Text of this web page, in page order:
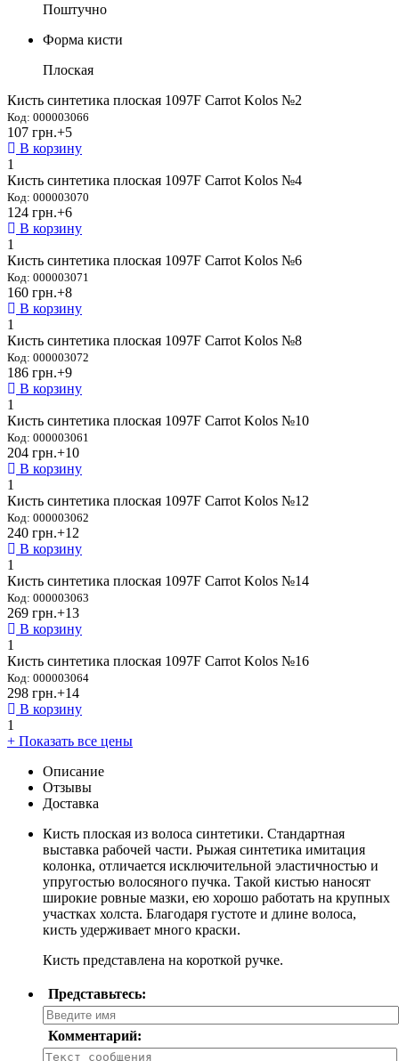
Поштучно
Форма кисти
Плоская
Кисть синтетика плоская 1097F Carrot Kolos №2
Код: 000003066
107 грн.+5
В корзину
1
Кисть синтетика плоская 1097F Carrot Kolos №4
Код: 000003070
124 грн.+6
В корзину
1
Кисть синтетика плоская 1097F Carrot Kolos №6
Код: 000003071
160 грн.+8
В корзину
1
Кисть синтетика плоская 1097F Carrot Kolos №8
Код: 000003072
186 грн.+9
В корзину
1
Кисть синтетика плоская 1097F Carrot Kolos №10
Код: 000003061
204 грн.+10
В корзину
1
Кисть синтетика плоская 1097F Carrot Kolos №12
Код: 000003062
240 грн.+12
В корзину
1
Кисть синтетика плоская 1097F Carrot Kolos №14
Код: 000003063
269 грн.+13
В корзину
1
Кисть синтетика плоская 1097F Carrot Kolos №16
Код: 000003064
298 грн.+14
В корзину
1
+ Показать все цены
Описание
Отзывы
Доставка
Кисть плоская из волоса синтетики. Стандартная
выставка рабочей части. Рыжая синтетика имитация
колонка, отличается исключительной эластичностью и
упругостью волосяного пучка. Такой кистью наносят
широкие ровные мазки, ею хорошо работать на крупных
участках холста. Благодаря густоте и длине волоса,
кисть удерживает много краски.
Кисть представлена на короткой ручке.
Представьтесь:
Комментарий: